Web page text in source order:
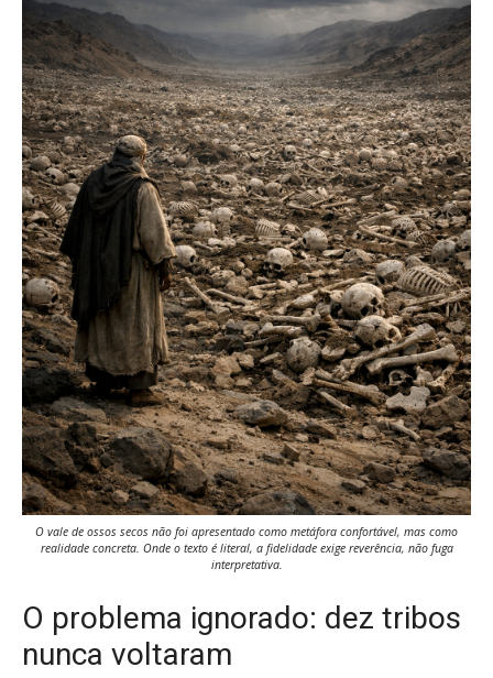
O vale de ossos secos não foi apresentado como metáfora confortável, mas como
realidade concreta. Onde o texto é literal, a fidelidade exige reverência, não fuga
interpretativa.
O problema ignorado: dez tribos
nunca voltaram